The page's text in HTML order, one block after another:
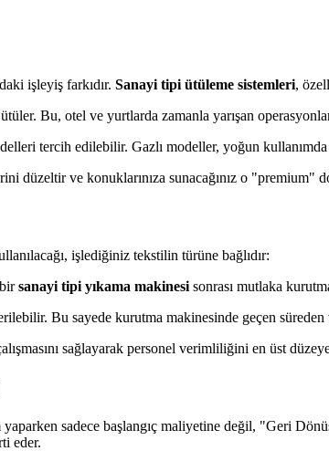
işleyiş farkıdır. Sanayi tipi ütüleme sistemleri,
Bu, otel ve yurtlarda zamanla yarışan
tercih edilebilir. Gazlı modeller, yoğun
düzeltir ve konuklarınıza sunacağınız o "premium"
işlediğiniz tekstilin türüne bağlıdır:
sanayi tipi yıkama makinesi sonrası mutlaka
Bu sayede kurutma makinesinde geçen süreden
sağlayarak personel verimliliğini en üst düzeye
sadece başlangıç maliyetine değil, "Geri
eder.